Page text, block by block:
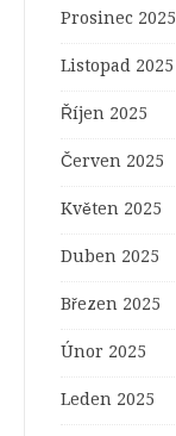
Prosinec 2025
Listopad 2025
Říjen 2025
Červen 2025
Květen 2025
Duben 2025
Březen 2025
Únor 2025
Leden 2025